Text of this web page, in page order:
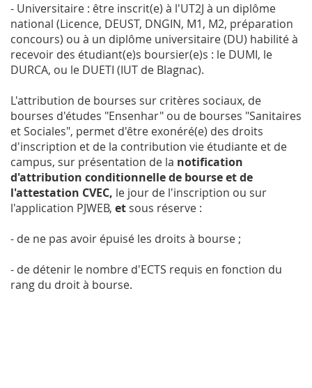
- Universitaire : être inscrit(e) à l'UT2J à un diplôme
national (Licence, DEUST, DNGIN, M1, M2, préparation
concours) ou à un diplôme universitaire (DU) habilité à
recevoir des étudiant(e)s boursier(e)s : le DUMI, le
DURCA, ou le DUETI (IUT de Blagnac).
L'attribution de bourses sur critères sociaux, de
bourses d'études "Ensenhar" ou de bourses "Sanitaires
et Sociales", permet d'être exonéré(e) des droits
d'inscription et de la contribution vie étudiante et de
campus, sur présentation de la notification
d'attribution conditionnelle de bourse et de
l'attestation CVEC, le jour de l'inscription ou sur
l'application PJWEB, et sous réserve :
- de ne pas avoir épuisé les droits à bourse ;
- de détenir le nombre d'ECTS requis en fonction du
rang du droit à bourse.